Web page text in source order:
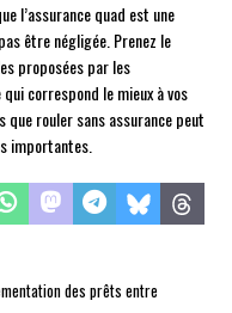
l’assurance quad est une
être négligée. Prenez le
proposées par les
correspond le mieux à vos
que rouler sans assurance peut
importantes.
des prêts entre